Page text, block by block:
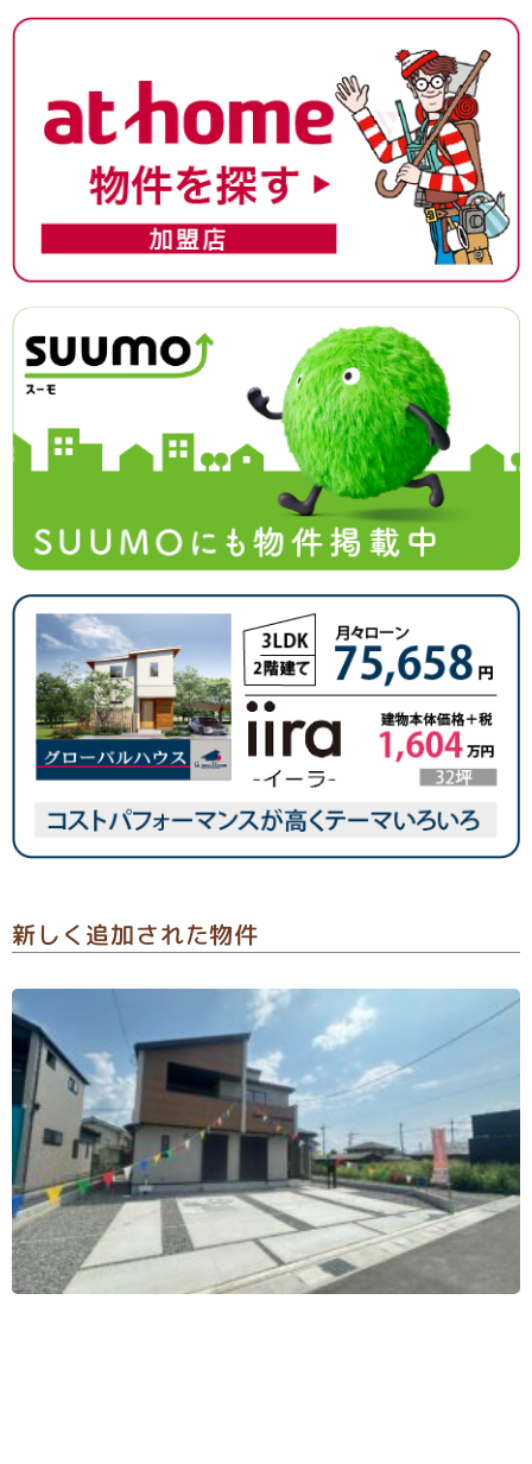
新しく追加された物件